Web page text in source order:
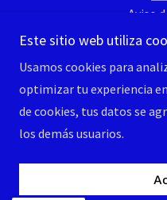
Aviso
¡Llámanos!
Este sitio web utiliza
Usamos cookies para
optimizar tu experiencia
de cookies, tus datos se
los demás usuarios.